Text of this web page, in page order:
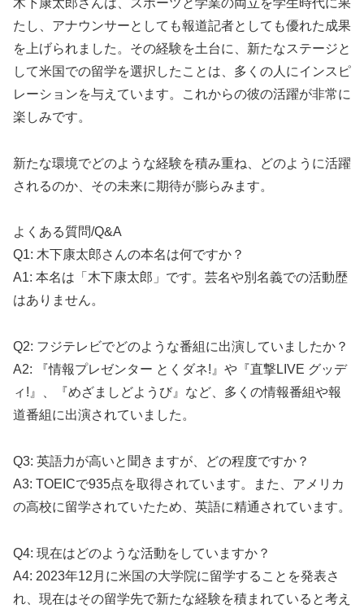
たし、アナウンサーとしても報道記者としても優れた成果
を上げられました。その経験を土台に、新たなステージと
して米国での留学を選択したことは、多くの人にインスピ
レーションを与えています。これからの彼の活躍が非常に
楽しみです。
新たな環境でどのような経験を積み重ね、どのように活躍
されるのか、その未来に期待が膨らみます。
よくある質問/Q&A
Q1: 木下康太郎さんの本名は何ですか？
A1: 本名は「木下康太郎」です。芸名や別名義での活動歴
はありません。
Q2: フジテレビでどのような番組に出演していましたか？
A2: 『情報プレゼンター とくダネ!』や『直撃LIVE グッデ
ィ!』、『めざましどようび』など、多くの情報番組や報
道番組に出演されていました。
Q3: 英語力が高いと聞きますが、どの程度ですか？
A3: TOEICで935点を取得されています。また、アメリカ
の高校に留学されていたため、英語に精通されています。
Q4: 現在はどのような活動をしていますか？
A4: 2023年12月に米国の大学院に留学することを発表さ
れ、現在はその留学先で新たな経験を積まれていると考え